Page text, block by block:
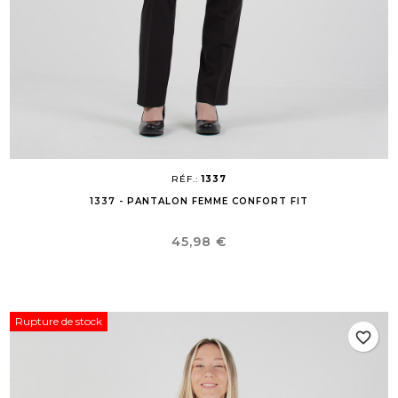
RÉF.:1337
1337 - PANTALON FEMME CONFORT FIT
Prix
45,98 €
Rupture de stock
favorite_border